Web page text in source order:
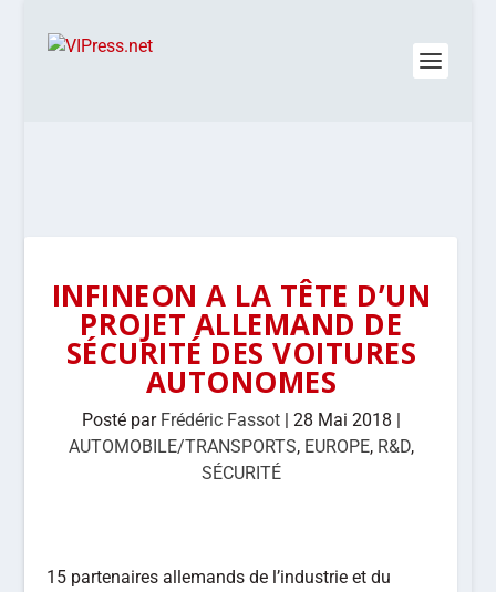
INFINEON A LA TÊTE D’UN
PROJET ALLEMAND DE
SÉCURITÉ DES VOITURES
AUTONOMES
Posté par Frédéric Fassot| 28 Mai 2018 |
AUTOMOBILE/TRANSPORTS, EUROPE, R&D,
SÉCURITÉ
15 partenaires allemands de l’industrie et du